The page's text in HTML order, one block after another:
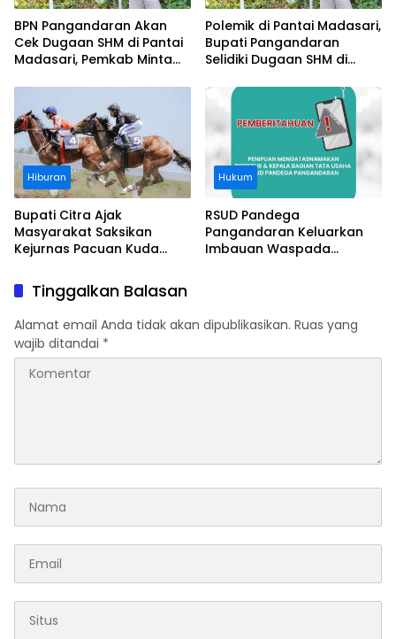
BPN Pangandaran Akan
Cek Dugaan SHM di Pantai
Madasari, Pemkab Minta
Polemik di Pantai Madasari,
Bupati Pangandaran
Selidiki Dugaan SHM di
Pantai
Hiburan
Bupati Citra Ajak
Masyarakat Saksikan
Kejurnas Pacuan Kuda
Legokjawa
Hukum
RSUD Pandega
Pangandaran Keluarkan
Imbauan Waspada
Tinggalkan Balasan
Alamat email Anda tidak akan dipublikasikan. Ruas yang
wajib ditandai *